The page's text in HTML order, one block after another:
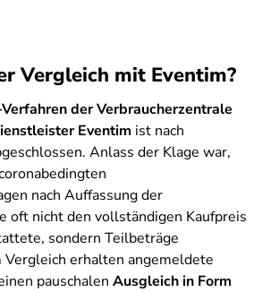
Vergleich mit Eventim?
der Verbraucherzentrale
Eventim ist nach
Anlass der Klage war,
nach Auffassung der
oft nicht den vollständigen Kaufpreis
sondern Teilbeträge
erhalten angemeldete
pauschalen Ausgleich in Form